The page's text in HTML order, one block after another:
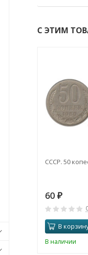
С ЭТИМ
СССР. 50
60 ₽
В
В наличии